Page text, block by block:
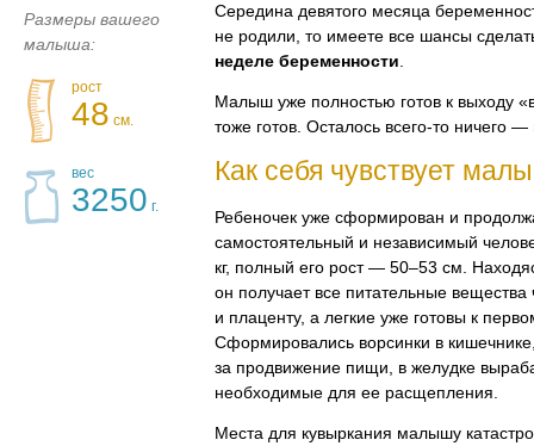
Размеры вашего
малыша:
рост
48 см.
вес
3250 г.
Середина девятого месяца
не родили, то имеете все шансы
неделе беременности.
Малыш уже полностью готов к выходу
тоже готов. Осталось всего-то ничего —
Как себя чувствует
Ребеночек уже сформирован и
самостоятельный и независимый
кг, полный его рост — 50–53 см.
он получает все питательные вещества
и плаценту, а легкие уже готовы к
Сформировались ворсинки в
за продвижение пищи, в желудке
необходимые для ее расщепления.
Места для кувыркания малышу